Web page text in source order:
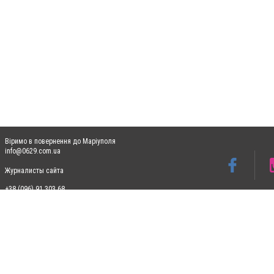
Віримо в повернення до Маріуполя
info@0629.com.ua
Журналисты сайта
+38 (096) 91 303 68